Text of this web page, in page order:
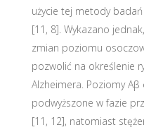
użycie tej metody
[11, 8]. Wykazano
zmian poziomu
pozwolić na określenie
Alzheimera. Poziomy Aβ
podwyższone w fazie
[11, 12], natomiast